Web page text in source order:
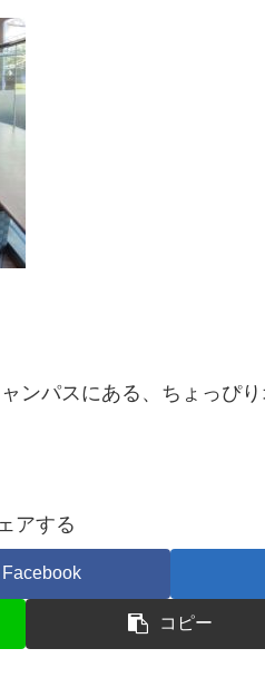
ンパスにある、ちょっぴ
アする
Facebook
コピー